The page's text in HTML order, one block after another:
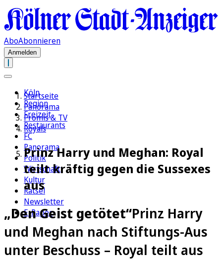
AboAbonnieren
Anmelden
Köln
Region
Freizeit
Restaurants
FC
Panorama
Politik
Wirtschaft
Kultur
Rätsel
Newsletter
E-Paper
Startseite
Panorama
Promis & TV
Royals
Prinz Harry und Meghan: Royal
teilt kräftig gegen die Sussexes
aus
„Den Geist getötet“Prinz Harry
und Meghan nach Stiftungs-Aus
unter Beschuss – Royal teilt aus